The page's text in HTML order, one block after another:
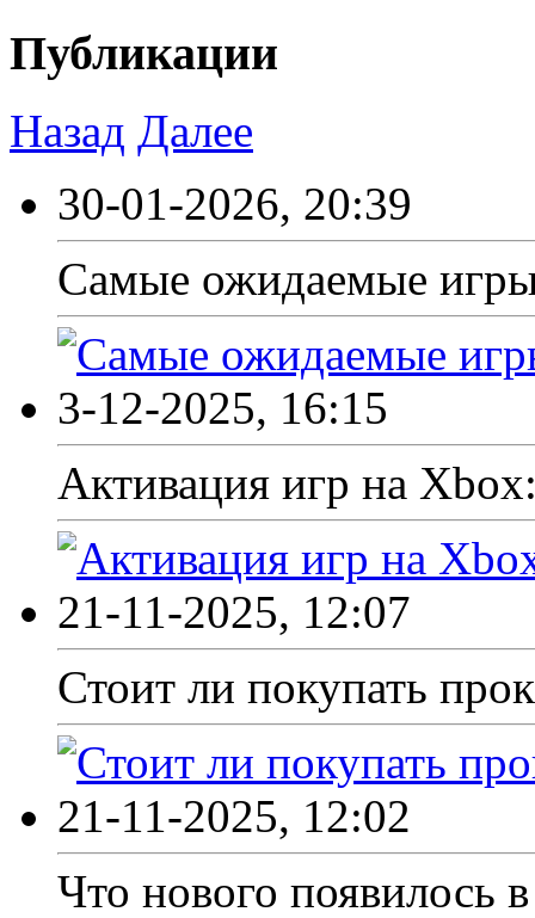
Публикации
Назад Далее
30-01-2026, 20:39
Самые ожидаемые игры
3-12-2025, 16:15
Активация игр на
21-11-2025, 12:07
Стоит ли покупать
21-11-2025, 12:02
Что нового появилось